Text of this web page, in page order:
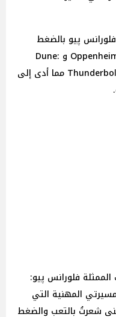
پيو بالضغط
لتصويرها العديد من الأفلام مثل Oppenheimer و Dune:
Part Two و We Live in Time و Thunderbolts مما أدى إلى
فلورانس پيو:
المهنية التي
شعرتُ بالتعب والضغط